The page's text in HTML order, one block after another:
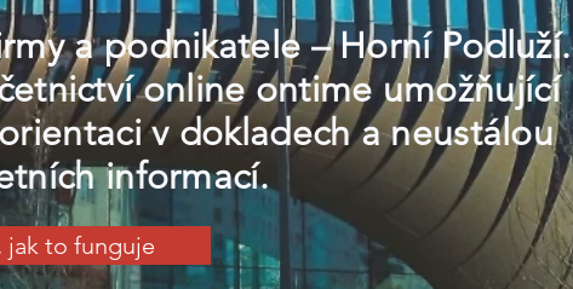
a podnikatele – Horní Podluží.
online ontime umožňující
v dokladech a neustálou
informací.
jak to funguje